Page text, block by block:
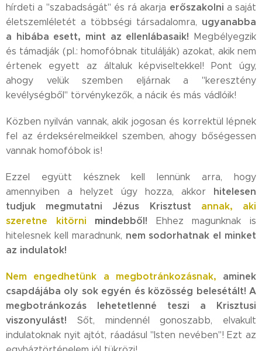
hírdeti a "szabadságát" és rá akarja erőszakolni a saját
életszemléletét a többségi társadalomra, ugyanabba
a hibába esett, mint az ellenlábasaik! Megbélyegzik
és támadják (pl.: homofóbnak titulálják) azokat, akik nem
értenek egyett az általuk képviseltekkel! Pont úgy,
ahogy velük szemben eljárnak a "keresztény
kevélységből" törvénykezők, a nácik és más vádlóik!
Közben nyilván vannak, akik jogosan és korrektül lépnek
fel az érdeksérelmeikkel szemben, ahogy bőségessen
vannak homofóbok is!
Ezzel együtt késznek kell lennünk arra, hogy
amennyiben a helyzet úgy hozza, akkor hitelesen
tudjuk megmutatni Jézus Krisztust annak, aki
szeretne kitörni mindebből! Ehhez magunknak is
hitelesnek kell maradnunk, nem sodorhatnak el minket
az indulatok!
Nem engedhetünk a megbotránkozásnak,
aminek
csapdájába oly sok egyén és közösség belesétált! A
megbotránkozás lehetetlenné teszi a Krisztusi
viszonyulást! Sőt, mindennél gonoszabb, elvakult
indulatoknak nyit ajtót, ráadásul "Isten nevében"! Ezt az